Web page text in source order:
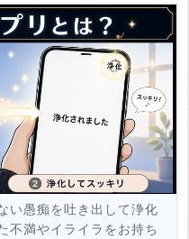
投稿する
い愚痴を吐き出して浄化
不満やイライラをお持ち